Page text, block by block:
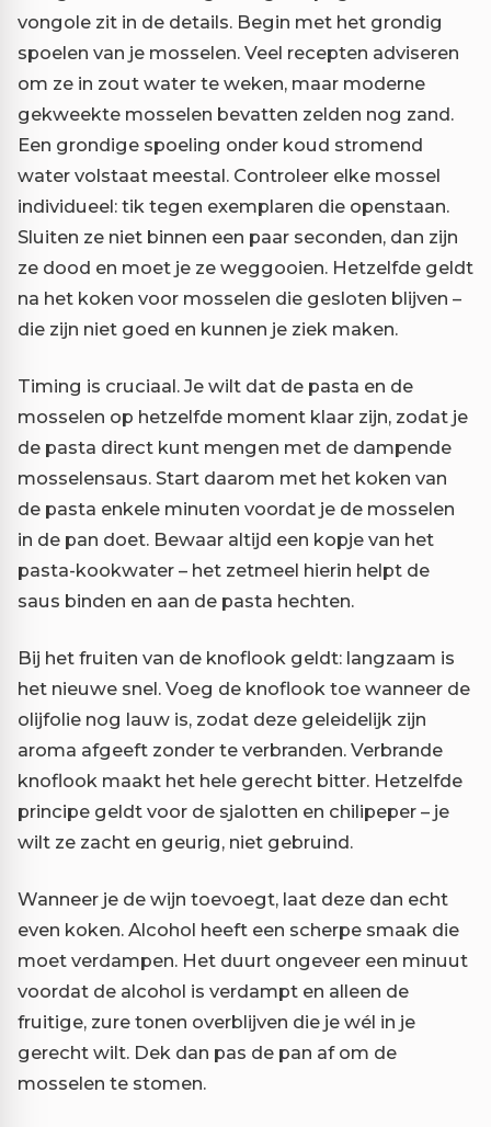
vongole zit in de details. Begin met het grondig
spoelen van je mosselen. Veel recepten adviseren
om ze in zout water te weken, maar moderne
gekweekte mosselen bevatten zelden nog zand.
Een grondige spoeling onder koud stromend
water volstaat meestal. Controleer elke mossel
individueel: tik tegen exemplaren die openstaan.
Sluiten ze niet binnen een paar seconden, dan zijn
ze dood en moet je ze weggooien. Hetzelfde geldt
na het koken voor mosselen die gesloten blijven –
die zijn niet goed en kunnen je ziek maken.
Timing is cruciaal. Je wilt dat de pasta en de
mosselen op hetzelfde moment klaar zijn, zodat je
de pasta direct kunt mengen met de dampende
mosselensaus. Start daarom met het koken van
de pasta enkele minuten voordat je de mosselen
in de pan doet. Bewaar altijd een kopje van het
pasta-kookwater – het zetmeel hierin helpt de
saus binden en aan de pasta hechten.
Bij het fruiten van de knoflook geldt: langzaam is
het nieuwe snel. Voeg de knoflook toe wanneer de
olijfolie nog lauw is, zodat deze geleidelijk zijn
aroma afgeeft zonder te verbranden. Verbrande
knoflook maakt het hele gerecht bitter. Hetzelfde
principe geldt voor de sjalotten en chilipeper – je
wilt ze zacht en geurig, niet gebruind.
Wanneer je de wijn toevoegt, laat deze dan echt
even koken. Alcohol heeft een scherpe smaak die
moet verdampen. Het duurt ongeveer een minuut
voordat de alcohol is verdampt en alleen de
fruitige, zure tonen overblijven die je wél in je
gerecht wilt. Dek dan pas de pan af om de
mosselen te stomen.